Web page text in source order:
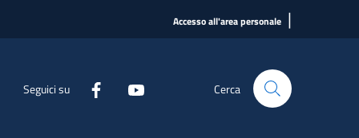
Accesso all'area personale |
Seguici su Cerca